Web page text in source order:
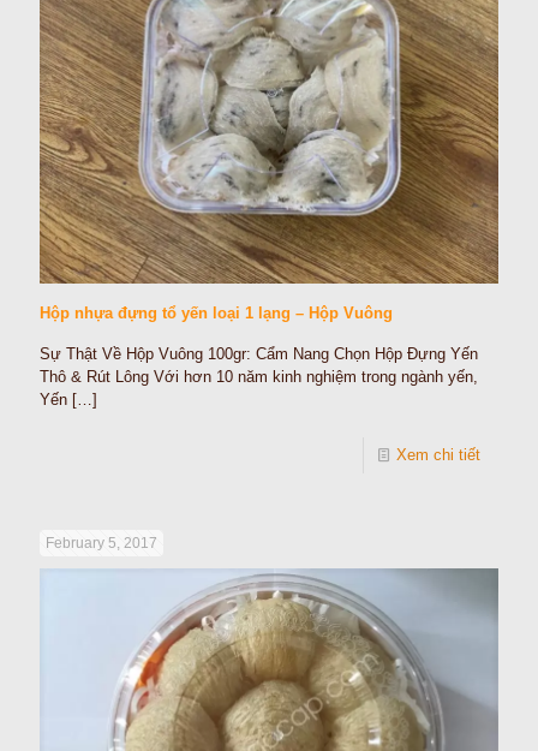
Hộp nhựa đựng tổ yến loại 1 lạng – Hộp Vuông
Sự Thật Về Hộp Vuông 100gr: Cẩm Nang Chọn Hộp Đựng Yến
Thô & Rút Lông Với hơn 10 năm kinh nghiệm trong ngành yến,
Yến […]
Xem chi tiết
February 5, 2017